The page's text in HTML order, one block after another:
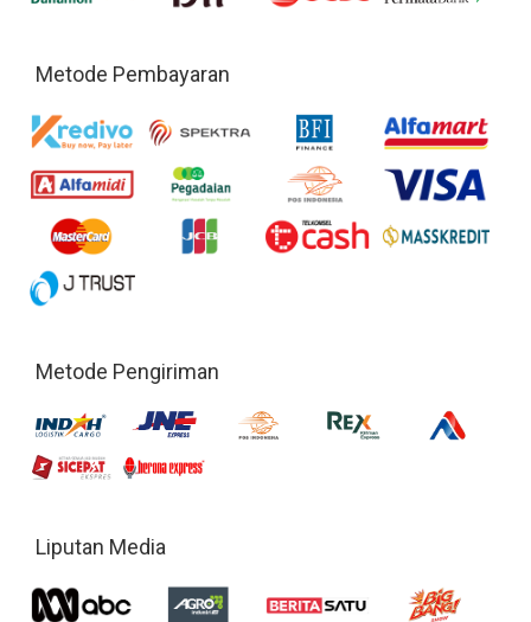
Metode Pembayaran
Metode Pengiriman
Liputan Media